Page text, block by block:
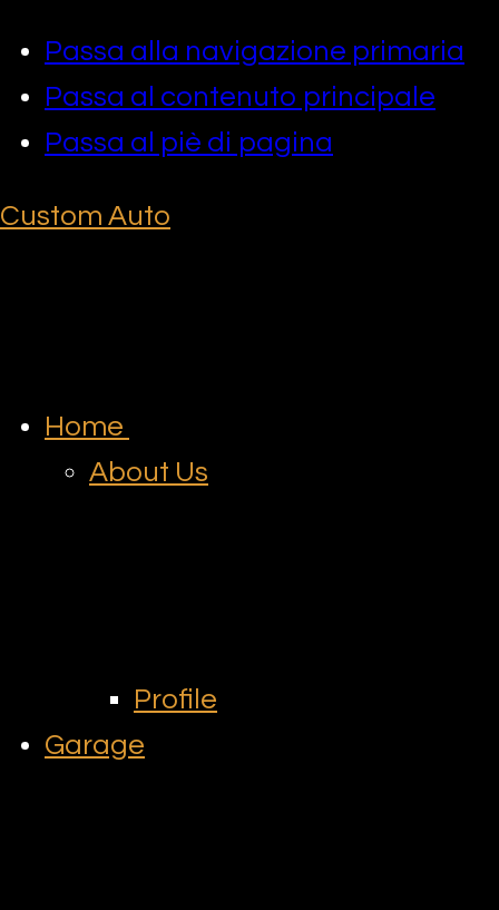
Passa alla navigazione primaria
Passa al contenuto principale
Passa al piè di pagina
Custom Auto
Home
About Us
Profile
Garage